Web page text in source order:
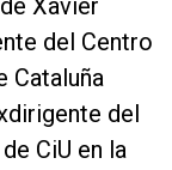
Xavier
del Centro
Cataluña
del
CiU en la